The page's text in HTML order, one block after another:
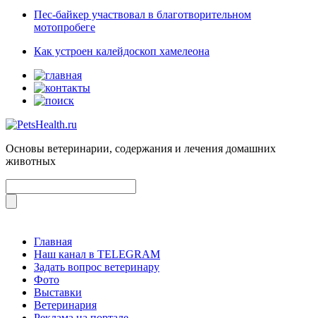
Пес-байкер участвовал в благотворительном
мотопробеге
Как устроен калейдоскоп хамелеона
Основы ветеринарии, содержания и лечения домашних
животных
Главная
Наш канал в TELEGRAM
Задать вопрос ветеринару
Фото
Выставки
Ветеринария